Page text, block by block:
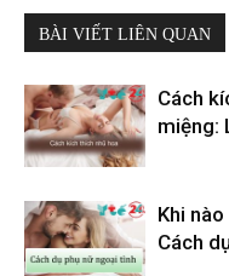
BÀI VIẾT LIÊN QUAN
Cách
miệng:
Khi
Cách